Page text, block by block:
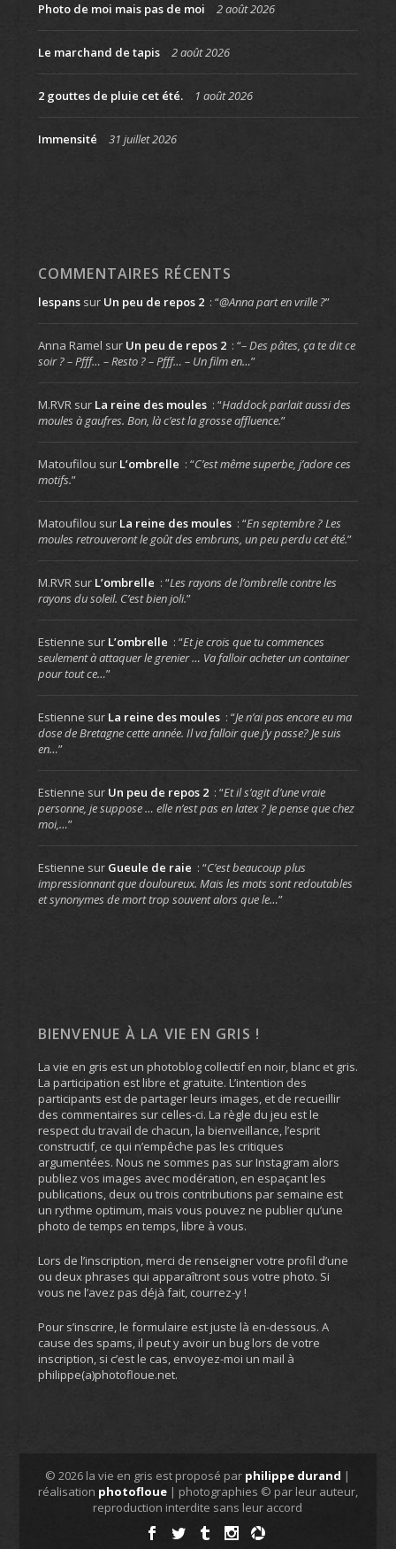
Photo de moi mais pas de moi 2 août 2026
Le marchand de tapis 2 août 2026
2 gouttes de pluie cet été. 1 août 2026
Immensité 31 juillet 2026
COMMENTAIRES RÉCENTS
lespanssur Un peu de repos 2 : “@Anna part en vrille ?”
Anna Ramel sur Un peu de repos 2 : “– Des pâtes, ça te dit ce
soir ? – Pfff… – Resto ? – Pfff… – Un film en…”
M.RVRsur La reine des moules : “Haddock parlait aussi des
moules à gaufres. Bon, là c’est la grosse affluence.”
Matoufilou sur L’ombrelle : “C’est même superbe, j’adore ces
motifs.”
Matoufilou sur La reine des moules : “En septembre ? Les
moules retrouveront le goût des embruns, un peu perdu cet été.”
M.RVRsur L’ombrelle : “Les rayons de l’ombrelle contre les
rayons du soleil. C’est bien joli.”
Estienne sur L’ombrelle : “Et je crois que tu commences
seulement à attaquer le grenier … Va falloir acheter un container
pour tout ce…”
Estienne sur La reine des moules : “Je n’ai pas encore eu ma
dose de Bretagne cette année. Il va falloir que j’y passe? Je suis
en…”
Estienne sur Un peu de repos 2 : “Et il s’agit d’une vraie
personne, je suppose … elle n’est pas en latex ? Je pense que chez
moi,…”
Estienne sur Gueule de raie : “C’est beaucoup plus
impressionnant que douloureux. Mais les mots sont redoutables
et synonymes de mort trop souvent alors que le…”
BIENVENUE À LA VIE EN GRIS !
La vie en gris est un photoblog collectif en noir, blanc et gris.
La participation est libre et gratuite. L’intention des
participants est de partager leurs images, et de recueillir
des commentaires sur celles-ci. La règle du jeu est le
respect du travail de chacun, la bienveillance, l’esprit
constructif, ce qui n’empêche pas les critiques
argumentées. Nous ne sommes pas sur Instagram alors
publiez vos images avec modération, en espaçant les
publications, deux ou trois contributions par semaine est
un rythme optimum, mais vous pouvez ne publier qu’une
photo de temps en temps, libre à vous.
Lors de l’inscription, merci de renseigner votre profil d’une
ou deux phrases qui apparaîtront sous votre photo. Si
vous ne l’avez pas déjà fait, courrez-y !
Pour s’inscrire, le formulaire est juste là en-dessous. A
cause des spams, il peut y avoir un bug lors de votre
inscription, si c’est le cas, envoyez-moi un mail à
philippe(a)photofloue.net.
© 2026 la vie en gris est proposé par philippe durand |
réalisation photofloue| photographies © par leur auteur,
reproduction interdite sans leur accord